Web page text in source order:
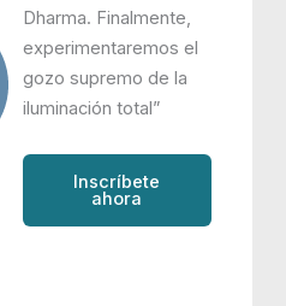
Dharma. Finalmente,
experimentaremos el
gozo supremo de la
iluminación total”
Inscríbete
ahora